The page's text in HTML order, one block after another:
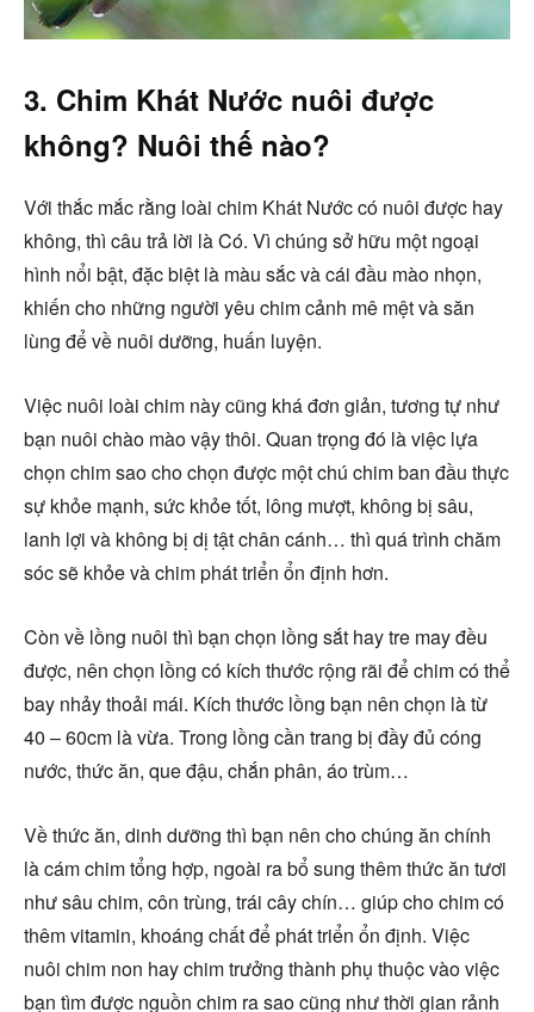
3. Chim Khát Nước nuôi được
không? Nuôi thế nào?
Với thắc mắc rằng loài chim Khát Nước có nuôi được hay
không, thì câu trả lời là Có. Vì chúng sở hữu một ngoại
hình nổi bật, đặc biệt là màu sắc và cái đầu mào nhọn,
khiến cho những người yêu chim cảnh mê mệt và săn
lùng để về nuôi dưỡng, huấn luyện.
Việc nuôi loài chim này cũng khá đơn giản, tương tự như
bạn nuôi chào mào vậy thôi. Quan trọng đó là việc lựa
chọn chim sao cho chọn được một chú chim ban đầu thực
sự khỏe mạnh, sức khỏe tốt, lông mượt, không bị sâu,
lanh lợi và không bị dị tật chân cánh… thì quá trình chăm
sóc sẽ khỏe và chim phát triển ổn định hơn.
Còn về lồng nuôi thì bạn chọn lồng sắt hay tre may đều
được, nên chọn lồng có kích thước rộng rãi để chim có thể
bay nhảy thoải mái. Kích thước lồng bạn nên chọn là từ
40 – 60cm là vừa. Trong lồng cần trang bị đầy đủ cóng
nước, thức ăn, que đậu, chắn phân, áo trùm…
Về thức ăn, dinh dưỡng thì bạn nên cho chúng ăn chính
là cám chim tổng hợp, ngoài ra bổ sung thêm thức ăn tươi
như sâu chim, côn trùng, trái cây chín… giúp cho chim có
thêm vitamin, khoáng chất để phát triển ổn định. Việc
nuôi chim non hay chim trưởng thành phụ thuộc vào việc
bạn tìm được nguồn chim ra sao cũng như thời gian rảnh